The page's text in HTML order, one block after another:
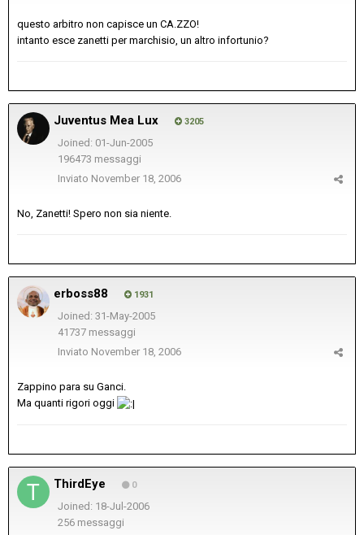
questo arbitro non capisce un CA.ZZO!
intanto esce zanetti per marchisio, un altro infortunio?
Juventus Mea Lux 3205
Joined: 01-Jun-2005
196473 messaggi
Inviato November 18, 2006
No, Zanetti! Spero non sia niente.
erboss88 1931
Joined: 31-May-2005
41737 messaggi
Inviato November 18, 2006
Zappino para su Ganci.
Ma quanti rigori oggi
ThirdEye 0
Joined: 18-Jul-2006
256 messaggi